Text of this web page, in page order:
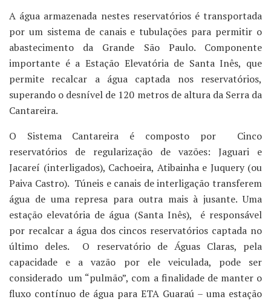
A água armazenada nestes reservatórios é transportada
por um sistema de canais e tubulações para permitir o
abastecimento da Grande São Paulo. Componente
importante é a Estação Elevatória de Santa Inês, que
permite recalcar a água captada nos reservatórios,
superando o desnível de 120 metros de altura da Serra da
Cantareira.
O Sistema Cantareira é composto por Cinco
reservatórios de regularização de vazões: Jaguari e
Jacareí (interligados), Cachoeira, Atibainha e Juquery (ou
Paiva Castro). Túneis e canais de interligação transferem
água de uma represa para outra mais à jusante. Uma
estação elevatória de água (Santa Inês), é responsável
por recalcar a água dos cincos reservatórios captada no
último deles. O reservatório de Águas Claras, pela
capacidade e a vazão por ele veiculada, pode ser
considerado um “pulmão”, com a finalidade de manter o
fluxo contínuo de água para ETA Guaraú – uma estação